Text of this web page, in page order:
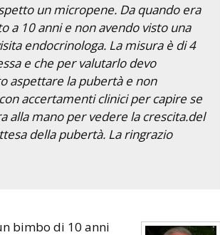
un micropene. Da quando era
a 10 anni e non avendo visto una
endocrinologa. La misura è di 4
e che per valutarlo devo
aspettare la pubertà e non
accertamenti clinici per capire se
alla mano per vedere la crescita.del
della pubertà. La ringrazio